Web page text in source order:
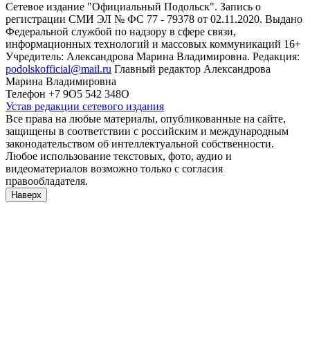
Сетевое издание "Официальный Подольск". Запись о
регистрации СМИ ЭЛ № ФС 77 - 79378 от 02.11.2020. Выдано
Федеральной службой по надзору в сфере связи,
информационных технологий и массовых коммуникаций 16+
Учредитель: Александрова Марина Владимировна. Редакция:
podolskofficial@mail.ru Главный редактор Александрова
Марина Владимировна
Телефон +7 9О5 542 348О
Устав редакции сетевого издания
Все права на любые материалы, опубликованные на сайте,
защищены в соответствии с российским и международным
законодательством об интеллектуальной собственности.
Любое использование текстовых, фото, аудио и
видеоматериалов возможно только с согласия
правообладателя.
Наверх